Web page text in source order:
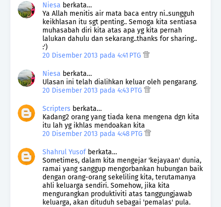
Niesa berkata…
Ya Allah menitis air mata baca entry ni..sungguh
keikhlasan itu sgt penting.. Semoga kita sentiasa
muhasabah diri kita atas apa yg kita pernah
lalukan dahulu dan sekarang..thanks for sharing..
:')
20 Disember 2013 pada 4:41 PTG
Niesa berkata…
Ulasan ini telah dialihkan keluar oleh pengarang.
20 Disember 2013 pada 4:43 PTG
Scripters berkata…
Kadang2 orang yang tiada kena mengena dgn kita
itu lah yg ikhlas mendoakan kita
20 Disember 2013 pada 4:48 PTG
Shahrul Yusofberkata…
Sometimes, dalam kita mengejar 'kejayaan' dunia,
ramai yang sanggup mengorbankan hubungan baik
dengan orang-orang sekeliling kita, terutamanya
ahli keluarga sendiri. Somehow, jika kita
mengurangkan produktiviti atas tanggungjawab
keluarga, akan dituduh sebagai 'pemalas' pula.